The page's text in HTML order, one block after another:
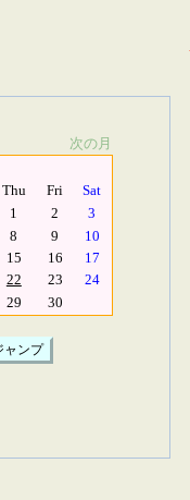
次の月
Thu Fri
Sat
1
2
3
8 9
10
15 16
17
22 23
24
29 30